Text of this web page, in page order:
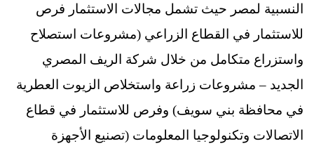
النسبية لمصر حيث تشمل مجالات الاستثمار فرص
للاستثمار في القطاع الزراعي (مشروعات استصلاح
واستزراع متكامل من خلال شركة الريف المصري
الجديد – مشروعات زراعة واستخلاص الزيوت العطرية
في محافظة بني سويف) وفرص للاستثمار في قطاع
الاتصالات وتكنولوجيا المعلومات (تصنيع الأجهزة